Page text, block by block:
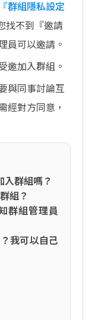
群組隱私設定
找不到『邀請
員可以邀請。
邀加入群組。
與同事討論互
經對方同意，
入群組嗎？
組？
群組管理員
我可以自己